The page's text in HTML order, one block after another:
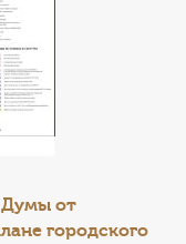
от
городского